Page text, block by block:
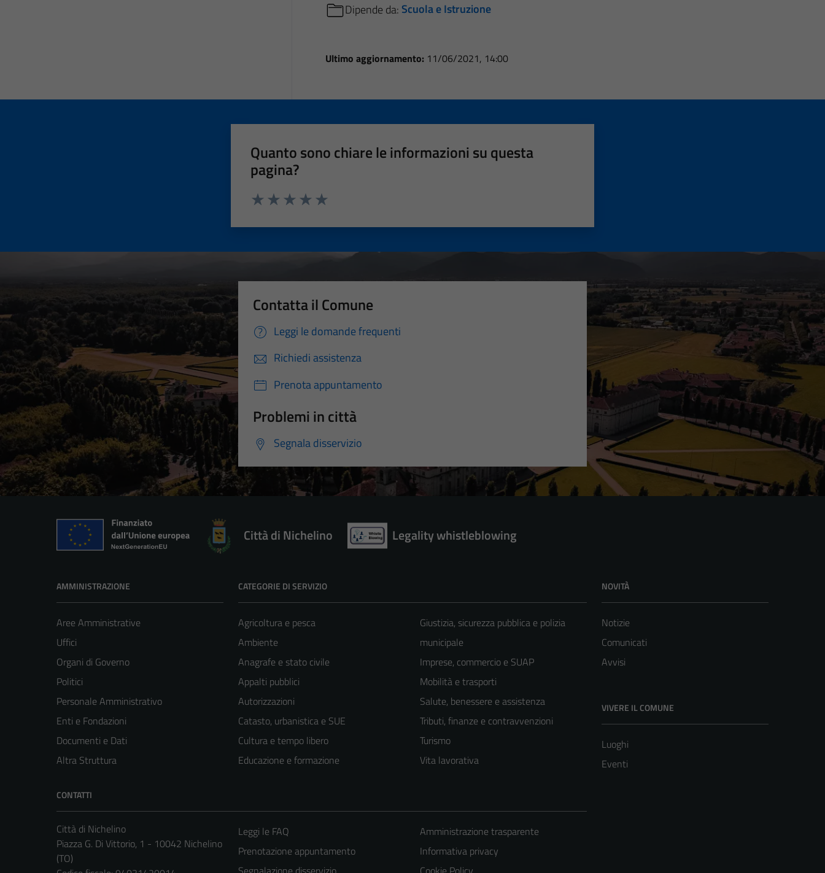
Dipende da: Scuola e Istruzione
Ultimo aggiornamento: 11/06/2021, 14:00
Quanto sono chiare le informazioni su questa
pagina?
Contatta il Comune
Leggi le domande frequenti
Richiedi assistenza
Prenota appuntamento
Problemi in città
Segnala disservizio
Città di Nichelino Legality whistleblowing
AMMINISTRAZIONE
Aree Amministrative
Uffici
Organi di Governo
Politici
Personale Amministrativo
Enti e Fondazioni
Documenti e Dati
Altra Struttura
CATEGORIE DI SERVIZIO
Agricoltura e pesca
Ambiente
Anagrafe e stato civile
Appalti pubblici
Autorizzazioni
Catasto, urbanistica e SUE
Cultura e tempo libero
Educazione e formazione
Giustizia, sicurezza pubblica e polizia
municipale
Imprese, commercio e SUAP
Mobilità e trasporti
Salute, benessere e assistenza
Tributi, finanze e contravvenzioni
Turismo
Vita lavorativa
NOVITÀ
Notizie
Comunicati
Avvisi
VIVERE IL COMUNE
Luoghi
Eventi
CONTATTI
Città di Nichelino
Piazza G. Di Vittorio, 1 - 10042 Nichelino
(TO)
Leggi le FAQ
Prenotazione appuntamento
Amministrazione trasparente
Informativa privacy